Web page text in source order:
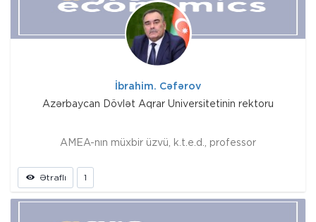
İbrahim. Cəfərov
Azərbaycan Dövlət Aqrar Universitetinin rektoru
AMEA-nın müxbir üzvü, k.t.e.d., professor
Ətraflı 1